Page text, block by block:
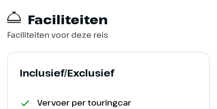
Faciliteiten
Faciliteiten voor deze reis
Inclusief/Exclusief
Vervoer per touringcar